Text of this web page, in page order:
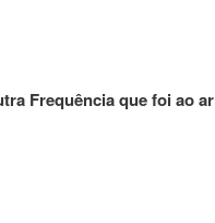
Frequência que foi ao ar